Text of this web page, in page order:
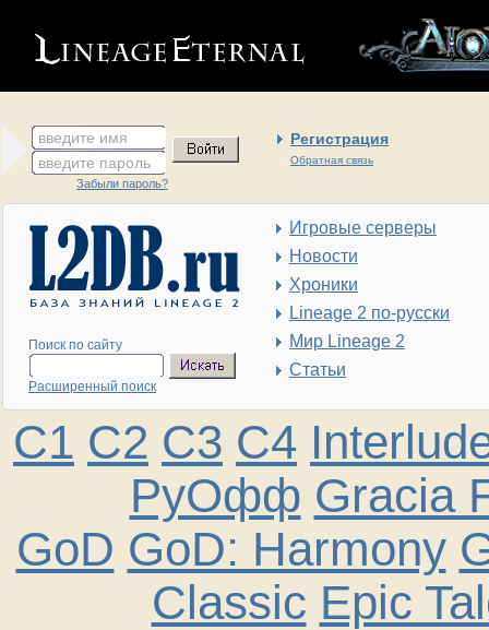
введите имя Регистрация
Обратная связь
введите пароль
Забыли пароль?
Поиск по сайту
Расширенный поиск
Игровые серверы
Новости
Хроники
Lineage 2 по-русски
Мир Lineage 2
Статьи
C1 C2 C3 C4
РуОфф Gracia
GoD GoD: Harmony
Classic Epic